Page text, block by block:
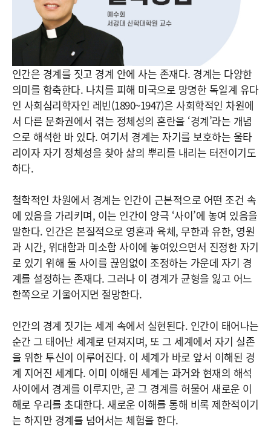
인간은 경계를 짓고 경계 안에 사는 존재다. 경계는 다양한
의미를 함축한다. 나치를 피해 미국으로 망명한 독일계 유다
인 사회심리학자인 레빈(1890~1947)은 사회학적인 차원에
서 다른 문화권에서 겪는 정체성의 혼란을 ‘경계’라는 개념
으로 해석한 바 있다. 여기서 경계는 자기를 보호하는 울타
리이자 자기 정체성을 찾아 삶의 뿌리를 내리는 터전이기도
하다.
철학적인 차원에서 경계는 인간이 근본적으로 어떤 조건 속
에 있음을 가리키며, 이는 인간이 양극 ‘사이’에 놓여 있음을
말한다. 인간은 본질적으로 영혼과 육체, 무한과 유한, 영원
과 시간, 위대함과 미소함 사이에 놓여있으면서 진정한 자기
로 있기 위해 둘 사이를 끊임없이 조정하는 가운데 자기 경
계를 설정하는 존재다. 그러나 이 경계가 균형을 잃고 어느
한쪽으로 기울어지면 절망한다.
인간의 경계 짓기는 세계 속에서 실현된다. 인간이 태어나는
순간 그 태어난 세계로 던져지며, 또 그 세계에서 자기 실존
을 위한 투신이 이루어진다. 이 세계가 바로 앞서 이해된 경
계 지어진 세계다. 이미 이해된 세계는 과거와 현재의 해석
사이에서 경계를 이루지만, 곧 그 경계를 허물어 새로운 이
해로 우리를 초대한다. 새로운 이해를 통해 비록 제한적이기
는 하지만 경계를 넘어서는 체험을 한다.